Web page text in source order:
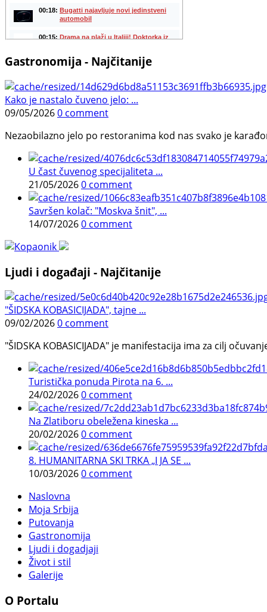
Gastronomija - Najčitanije
Kako je nastalo čuveno jelo: ...
09/05/20260 comment
Nezaobilazno jelo po restoranima kod nas svako je
U čast čuvenog specijaliteta ...
21/05/20260 comment
Savršen kolač: "Moskva šnit", ...
14/07/20260 comment
Ljudi i događaji - Najčitanije
"ŠIDSKA KOBASICIJADA", tajne ...
09/02/20260 comment
"ŠIDSKA KOBASICIJADA" je manifestacija ima za cilj
Turistička ponuda Pirota na 6. ...
24/02/20260 comment
Na Zlatiboru obeležena kineska ...
20/02/20260 comment
8. HUMANITARNA SKI TRKA „I JA SE ...
10/03/20260 comment
Naslovna
Moja Srbija
Putovanja
Gastronomija
Ljudi i dogadjaji
Život i stil
Galerije
O Portalu